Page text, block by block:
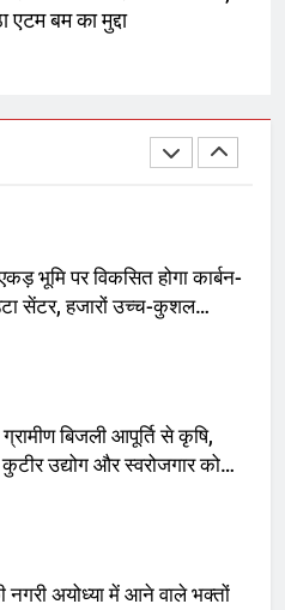
बम का मुद्दा
पर कोर्ट का समन जारी
ठाकुर रोशन सिंह के नाम पर
रानी नेहरू चिकित्सालय का
भूमि पर विकसित होगा कार्बन-
सेंटर, हजारों उच्च-कुशल
बिजली आपूर्ति से कृषि,
उद्योग और स्वरोजगार को
नगरी अयोध्या में आने वाले भक्तों